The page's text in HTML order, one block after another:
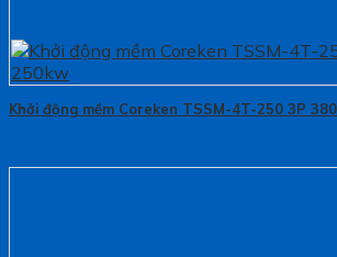
Khởi động mềm Coreken TSSM-4T-250 3P